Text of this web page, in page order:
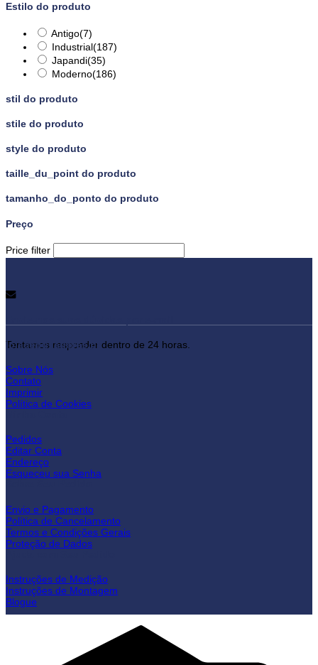
Estilo do produto
Antigo(7)
Industrial(187)
Japandi(35)
Moderno(186)
stil do produto
stile do produto
style do produto
taille_du_point do produto
tamanho_do_ponto do produto
Preço
Price filter
Tentamos responder dentro de 24 horas.
lojadepuxadores.pt
Sobre Nós
Contato
Imprimir
Política de Cookies
Pedidos
Editar Conta
Endereço
Esqueceu sua Senha
Envio e Pagamento
Política de Cancelamento
Termos e Condições Gerais
Proteção de Dados
Instruções de Medição
Instruções de Montagem
Blogue